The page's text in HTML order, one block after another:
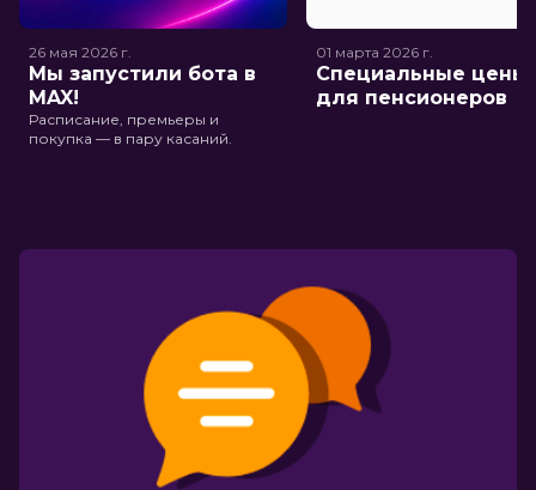
26 мая 2026 г.
Мы запустили бота в
MAX!
Расписание, премьеры и
покупка — в пару касаний.
01 марта 2026 г.
Специальные цены
для пенсионеров